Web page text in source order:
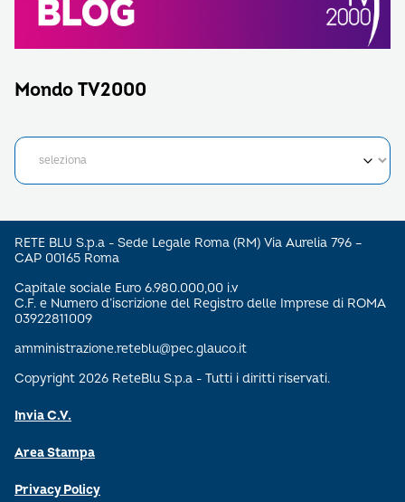
Mondo TV2000
RETE BLU S.p.a - Sede Legale Roma (RM) Via Aurelia 796 –
CAP 00165 Roma
Capitale sociale Euro 6.980.000,00 i.v
C.F. e Numero d’iscrizione del Registro delle Imprese di ROMA
03922811009
amministrazione.reteblu@pec.glauco.it
Copyright 2026 ReteBlu S.p.a - Tutti i diritti riservati.
Invia C.V.
Area Stampa
Privacy Policy